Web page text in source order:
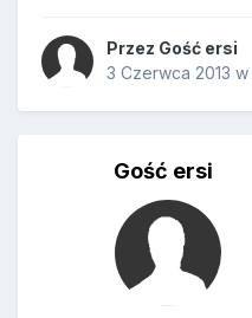
Przez Gość ersi
3 Czerwca 2013 w
Gość ersi